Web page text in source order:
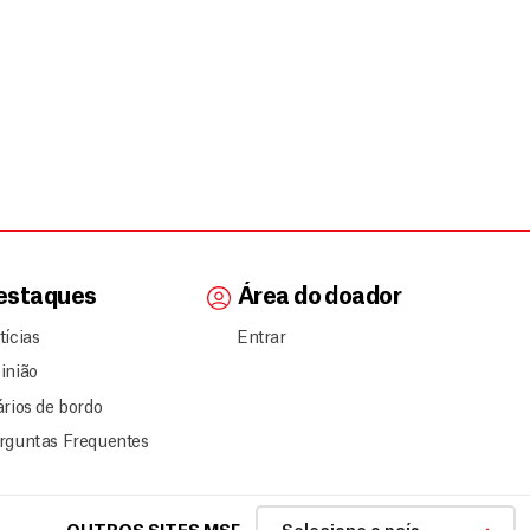
de bordo
Frequentes
Área do doador
Entrar